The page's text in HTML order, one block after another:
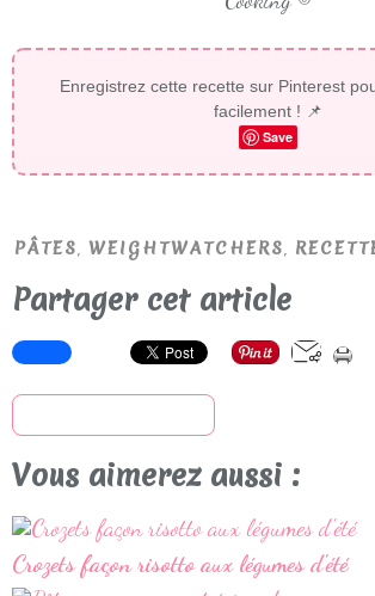
Enregistrez cette recette sur Pinterest
facilement ! 📌
Save
PÂTES, WEIGHTWATCHERS,
Partager cet article
Vous aimerez aussi :
Crozets façon risotto aux légumes d'été